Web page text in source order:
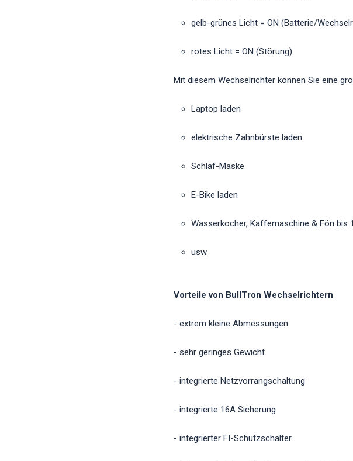
gelb-grünes Licht = ON (Batterie/
rotes Licht = ON (Störung)
Mit diesem Wechselrichter können Sie eine
Laptop laden
elektrische Zahnbürste laden
Schlaf-Maske
E-Bike laden
Wasserkocher, Kaffemaschine & Fön bis
usw.
Vorteile von BullTron Wechselrichtern
- extrem kleine Abmessungen
- sehr geringes Gewicht
- integrierte Netzvorrangschaltung
- integrierte 16A Sicherung
- integrierter FI-Schutzschalter